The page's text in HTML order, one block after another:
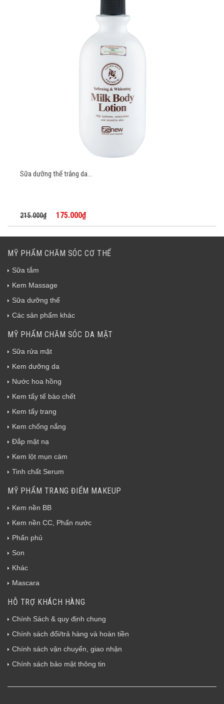
Sữa dưỡng thể trắng da...
215.000₫ 175.000₫
MỸ PHẨM CHĂM SÓC CƠ THỂ
Sữa tắm
Kem Massage
Sữa dưỡng thể
Các sản phẩm khác
MỸ PHẨM CHĂM SÓC DA MẶT
Sữa rửa mặt
Kem dưỡng da
Nước hoa hồng
Kem tẩy tế bào chết
Kem tẩy trang
Kem chống nắng
Đắp mặt nạ
Kem lột mụn cám
Tinh chất Serum
MỸ PHẨM TRANG ĐIỂM MAKEUP
Kem nền BB
Kem nền CC, Phấn nước
Phấn phủ
Son
Khác
Mascara
HỖ TRỢ KHÁCH HÀNG
Chính Sách & quy định chung
Chính sách đổi/trả hàng và hoàn tiền
Chính sách vận chuyển, giao nhận
Chính sách bảo mật thông tin